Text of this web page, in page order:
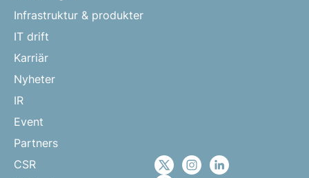
Infrastruktur & produkter
IT drift
Karriär
Nyheter
IR
Event
Partners
CSR